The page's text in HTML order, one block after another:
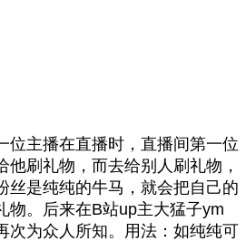
位主播在直播时，直播间第一位
他刷礼物，而去给别人刷礼物，
丝是纯纯的牛马，就会把自己的
物。后来在B站up主大猛子ym
次为众人所知。用法：如纯纯可